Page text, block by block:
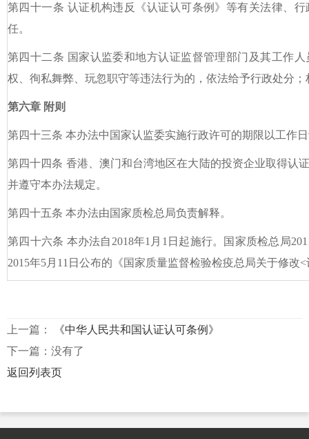
第四十一条 认证机构违反《认证认可条例》等有关法律、
任。
第四十二条 国家认监委和地方认证监督管理部门及其工作
权、徇私舞弊、玩忽职守等违法行为的，依法给予行政处分
第六章 附则
第四十三条 本办法中国家认监委实施行政许可的期限以工作
第四十四条 香港、澳门和台湾地区在大陆的投资企业取得认
并遵守本办法规定。
第四十五条 本办法由国家质检总局负责解释。
第四十六条 本办法自2018年1月1日起施行。国家质检总局
2015年5月11日公布的《国家质量监督检验检疫总局关于修
上一篇：
《中华人民共和国认证认可条例》
下一篇：没有了
返回列表页